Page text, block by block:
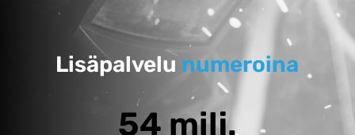
Lisäpalvelu numeroina
54 milj.